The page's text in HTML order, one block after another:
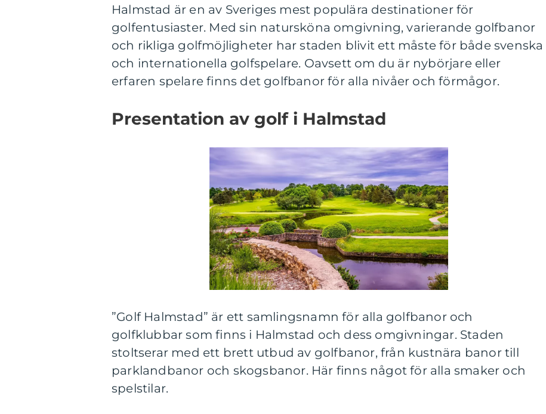
Halmstad är en av Sveriges mest populära destinationer för
golfentusiaster. Med sin natursköna omgivning, varierande golfbanor
och rikliga golfmöjligheter har staden blivit ett måste för både svenska
och internationella golfspelare. Oavsett om du är nybörjare eller
erfaren spelare finns det golfbanor för alla nivåer och förmågor.
Presentation av golf i Halmstad
”Golf Halmstad” är ett samlingsnamn för alla golfbanor och
golfklubbar som finns i Halmstad och dess omgivningar. Staden
stoltserar med ett brett utbud av golfbanor, från kustnära banor till
parklandbanor och skogsbanor. Här finns något för alla smaker och
spelstilar.